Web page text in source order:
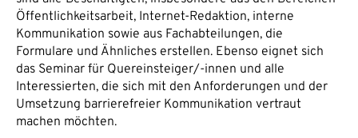
Öffentlichkeitsarbeit, Internet-Redaktion, interne
Kommunikation sowie aus Fachabteilungen, die
Formulare und Ähnliches erstellen. Ebenso eignet sich
das Seminar für Quereinsteiger/-innen und alle
Interessierten, die sich mit den Anforderungen und der
Umsetzung barrierefreier Kommunikation vertraut
machen möchten.